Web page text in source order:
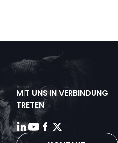
MIT UNS IN VERBINDUNG
TRETEN